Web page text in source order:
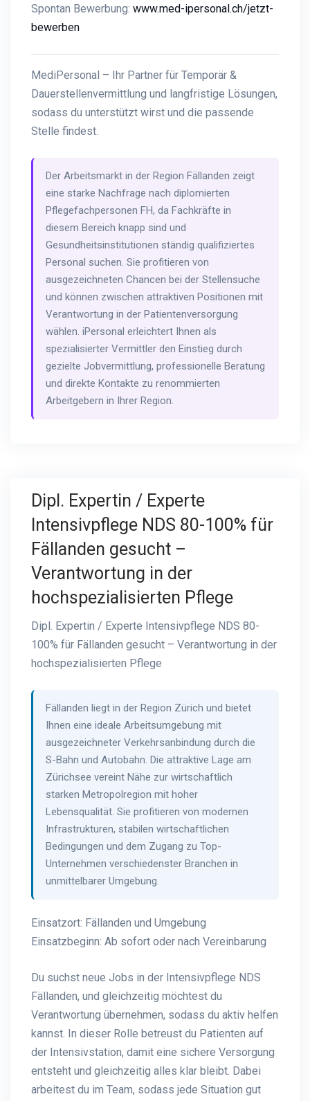
Spontan Bewerbung: www.med-ipersonal.ch/jetzt-
bewerben
MediPersonal – Ihr Partner für Temporär &
Dauerstellenvermittlung und langfristige Lösungen,
sodass du unterstützt wirst und die passende
Stelle findest.
Der Arbeitsmarkt in der Region Fällanden zeigt
eine starke Nachfrage nach diplomierten
Pflegefachpersonen FH, da Fachkräfte in
diesem Bereich knapp sind und
Gesundheitsinstitutionen ständig qualifiziertes
Personal suchen. Sie profitieren von
ausgezeichneten Chancen bei der Stellensuche
und können zwischen attraktiven Positionen mit
Verantwortung in der Patientenversorgung
wählen. iPersonal erleichtert Ihnen als
spezialisierter Vermittler den Einstieg durch
gezielte Jobvermittlung, professionelle Beratung
und direkte Kontakte zu renommierten
Arbeitgebern in Ihrer Region.
Dipl. Expertin / Experte
Intensivpflege NDS 80-100% für
Fällanden gesucht –
Verantwortung in der
hochspezialisierten Pflege
Dipl. Expertin / Experte Intensivpflege NDS 80-
100% für Fällanden gesucht – Verantwortung in der
hochspezialisierten Pflege
Fällanden liegt in der Region Zürich und bietet
Ihnen eine ideale Arbeitsumgebung mit
ausgezeichneter Verkehrsanbindung durch die
S-Bahn und Autobahn. Die attraktive Lage am
Zürichsee vereint Nähe zur wirtschaftlich
starken Metropolregion mit hoher
Lebensqualität. Sie profitieren von modernen
Infrastrukturen, stabilen wirtschaftlichen
Bedingungen und dem Zugang zu Top-
Unternehmen verschiedenster Branchen in
unmittelbarer Umgebung.
Einsatzort: Fällanden und Umgebung
Einsatzbeginn: Ab sofort oder nach Vereinbarung
Du suchst neue Jobs in der Intensivpflege NDS
Fällanden, und gleichzeitig möchtest du
Verantwortung übernehmen, sodass du aktiv helfen
kannst. In dieser Rolle betreust du Patienten auf
der Intensivstation, damit eine sichere Versorgung
entsteht und gleichzeitig alles klar bleibt. Dabei
arbeitest du im Team, sodass jede Situation gut